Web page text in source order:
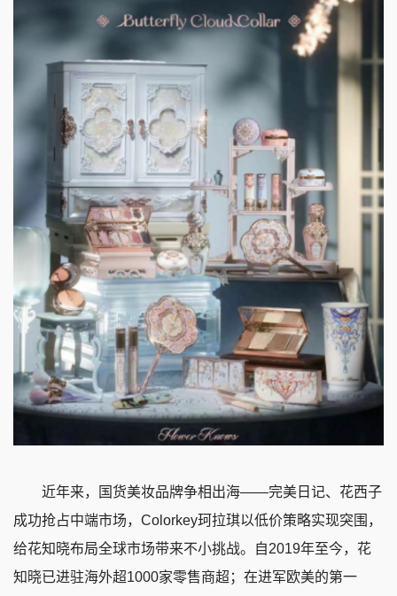
近年来，国货美妆品牌争相出海——完美日记、花西子
成功抢占中端市场，Colorkey珂拉琪以低价策略实现突围，
给花知晓布局全球市场带来不小挑战。自2019年至今，花
知晓已进驻海外超1000家零售商超；在进军欧美的第一